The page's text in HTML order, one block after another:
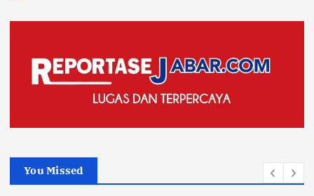
You Missed